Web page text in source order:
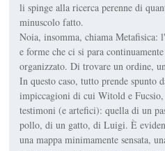
li spinge alla ricerca perenne di
minuscolo fatto.
Noia, insomma, chiama Metafisica:
e forme che ci si para
organizzato. Di trovare un ordine,
In questo caso, tutto prende spunto
impiccagioni di cui Witold e
testimoni (e artefici): quella di un
pollo, di un gatto, di Luigi. È
una mappa minimamente sensata,